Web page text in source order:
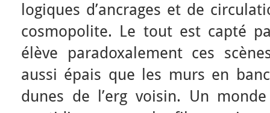
logiques d’ancrages et de
cosmopolite. Le tout est capté
élève paradoxalement ces
aussi épais que les murs en
dunes de l’erg voisin. Un